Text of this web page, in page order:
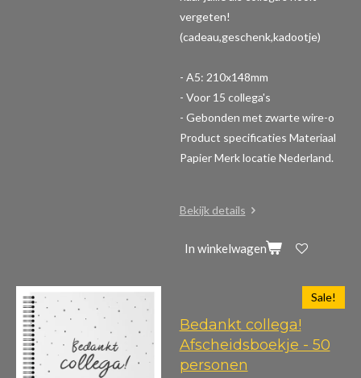
vergeten!
(cadeau,geschenk,kadootje)
- A5: 210x148mm
- Voor 15 collega's
- Gebonden met zwarte wire-o
Product specificaties Materiaal
Papier Merk locatie Nederland.
Bekijk details
In winkelwagen
Sale!
Bedankt collega!
Afscheidsboekje - 50
personen